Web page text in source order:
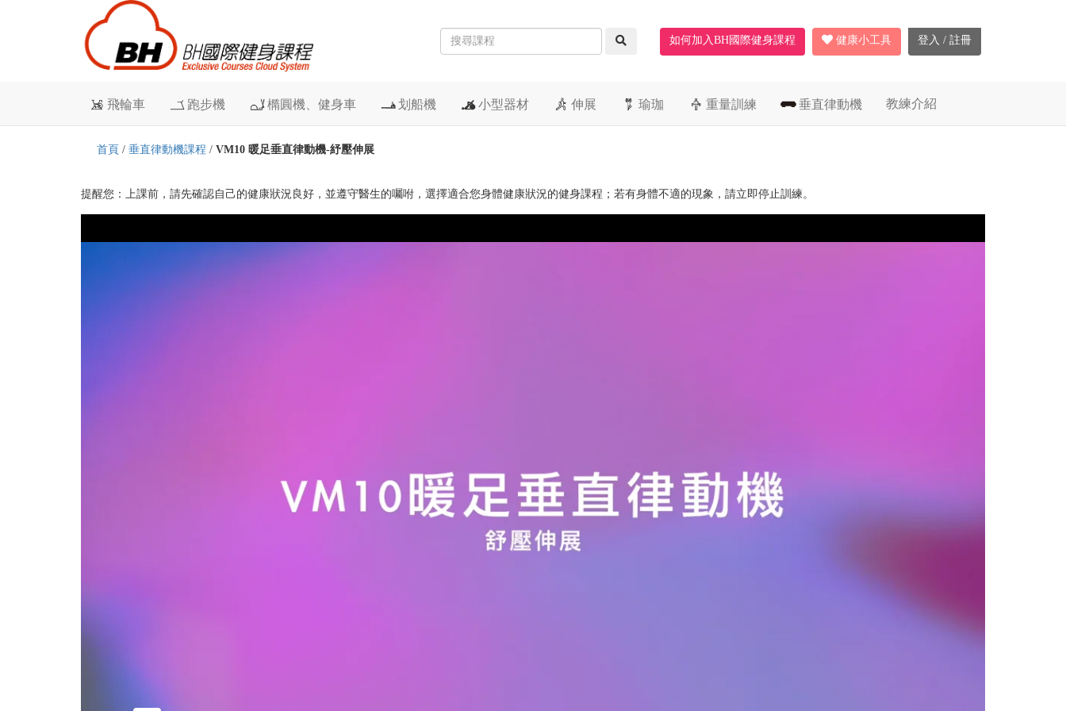
如何加入BH國際健身課程 健康小工具 登入 / 註冊
飛輪車 跑步機 橢圓機、健身車 划船機 小型器材 伸展 瑜珈 重量訓練 垂直律動機 教練介紹
首頁 / 垂直律動機課程 / VM10 暖足垂直律動機-紓壓伸展
提醒您：上課前，請先確認自己的健康狀況良好，並遵守醫生的囑咐，選擇適合您身體健康狀況的健身課程；若有身體不適的現象，請立即停止訓練。